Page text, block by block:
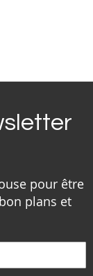
pour être
plans et